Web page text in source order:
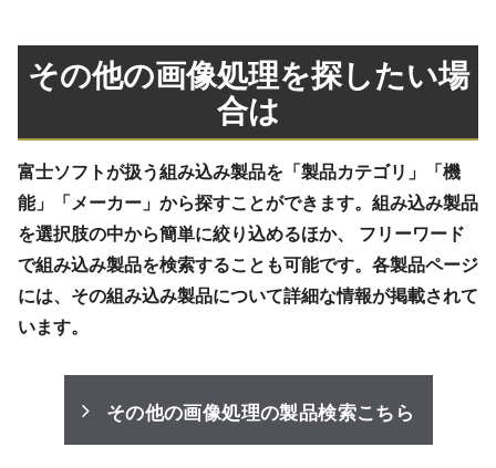
その他の画像処理を探したい場
合は
富士ソフトが扱う組み込み製品を「製品カテゴリ」「機
能」「メーカー」から探すことができます。組み込み製品
を選択肢の中から簡単に絞り込めるほか、 フリーワード
で組み込み製品を検索することも可能です。各製品ページ
には、その組み込み製品について詳細な情報が掲載されて
います。
その他の画像処理の製品検索こちら